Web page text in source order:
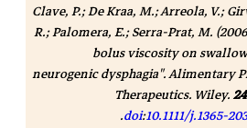
Clave, P.; De Kraa, M.; Arreola, V.;
R.; Palomera, E.; Serra-Prat, M.
bolus viscosity on
neurogenic dysphagia".Alimentary
Therapeutics. Wiley.24
doi:10.1111/j.1365-
.